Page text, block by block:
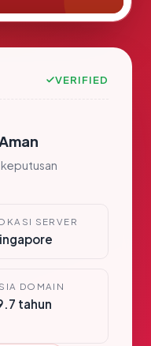
VERIFIED
SERVER
DOMAIN
tahun